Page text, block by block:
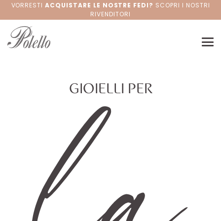
VORRESTIACQUISTARE LE NOSTRE FEDI? SCOPRI I NOSTRI
RIVENDITORI
GIOIELLI PER